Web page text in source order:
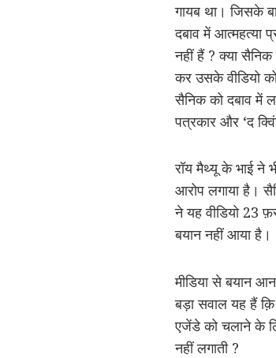
गायब था। जिसके
दबाव में आत्महत्या
नहीं हैं ? क्या
कर उसके वीडियो
सैनिक को दबाव में
पत्रकार और ‘द
रॉय मैथ्यू के भाई ने
आरोप लगाया है।
ने यह वीडियो 23
बयान नहीं आया है।
मीडिया से बयान
बड़ा सवाल यह हैं क़ि
एजेंडे को चलाने के
नहीं लगाती ?